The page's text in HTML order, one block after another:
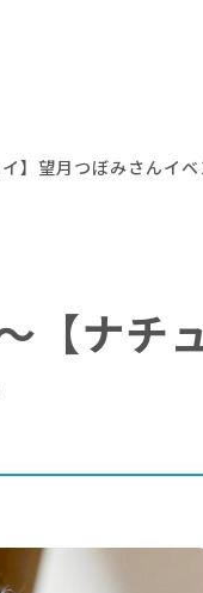
】望月つぼみさんイ
【ナチ